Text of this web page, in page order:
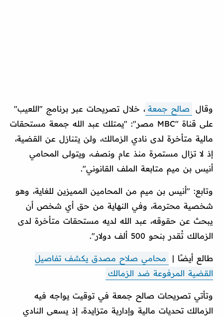
وقال صالح جمعة ، خلال تصريحات عبر برنامج "اللعيب"
على قناة "MBC مصر": "يمتلك عبد الله جمعة مستحقات
مالية متأخرة لدى نادي الزمالك، ولن يتنازل عن القضية،
إذ لا تزال مستمرة منذ عام ونصف، ويتولى المحامي
أنيس بن ميم متابعة الملف القانوني".
وتابع: "أنيس بن ميم من المحامين المميزين للغاية، وهو
شخصية محترمة، وفي النهاية من حق أي شخص أن
يبحث عن حقوقه، عبد الله لديه مستحقات متأخرة لدى
الزمالك تُقدر بنحو 500 ألف دولار".
طالع أيضًا |
محامي صلاح مصدق يكشف تفاصيل
القضية المرفوعة ضد الزمالك
وتأتي تصريحات صالح جمعة في توقيت يواجه فيه
الزمالك تحديات مالية وإدارية متزايدة، إذ يسعى النادي